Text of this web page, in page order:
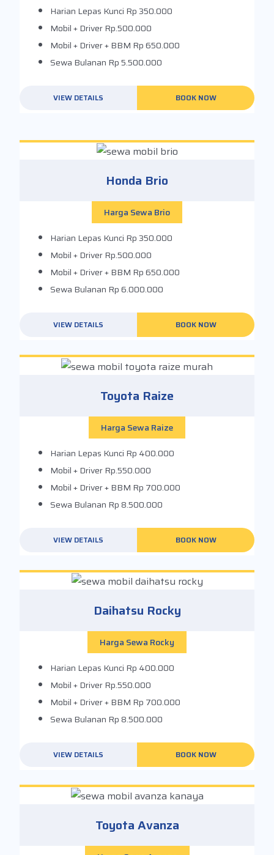
Harian Lepas Kunci Rp 350.000
Mobil + DriverRp.500.000
Mobil + Driver + BBM Rp 650.000
Sewa Bulanan Rp 5.500.000
VIEW DETAILS BOOK NOW
Honda Brio
Harga Sewa Brio
Harian Lepas Kunci Rp 350.000
Mobil + DriverRp.500.000
Mobil + Driver + BBM Rp 650.000
Sewa Bulanan Rp 6.000.000
VIEW DETAILS BOOK NOW
Toyota Raize
Harga Sewa Raize
Harian Lepas Kunci Rp 400.000
Mobil + DriverRp.550.000
Mobil + Driver + BBM Rp 700.000
Sewa Bulanan Rp 8.500.000
VIEW DETAILS BOOK NOW
Daihatsu Rocky
Harga Sewa Rocky
Harian Lepas Kunci Rp 400.000
Mobil + DriverRp.550.000
Mobil + Driver + BBM Rp 700.000
Sewa Bulanan Rp 8.500.000
VIEW DETAILS BOOK NOW
Toyota Avanza